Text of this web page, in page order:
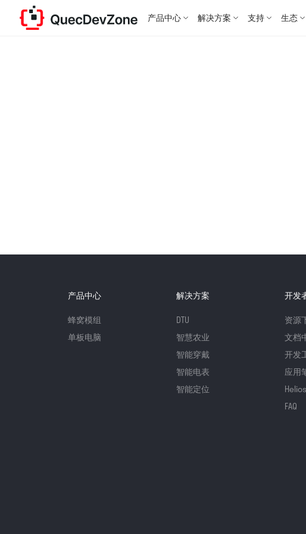
产品中心 解决方案 支持 生态
产品中心
蜂窝模组
单板电脑
解决方案
DTU
智慧农业
智能穿戴
智能电表
智能定位
开发
资源
文档
开发
应用
FAQ